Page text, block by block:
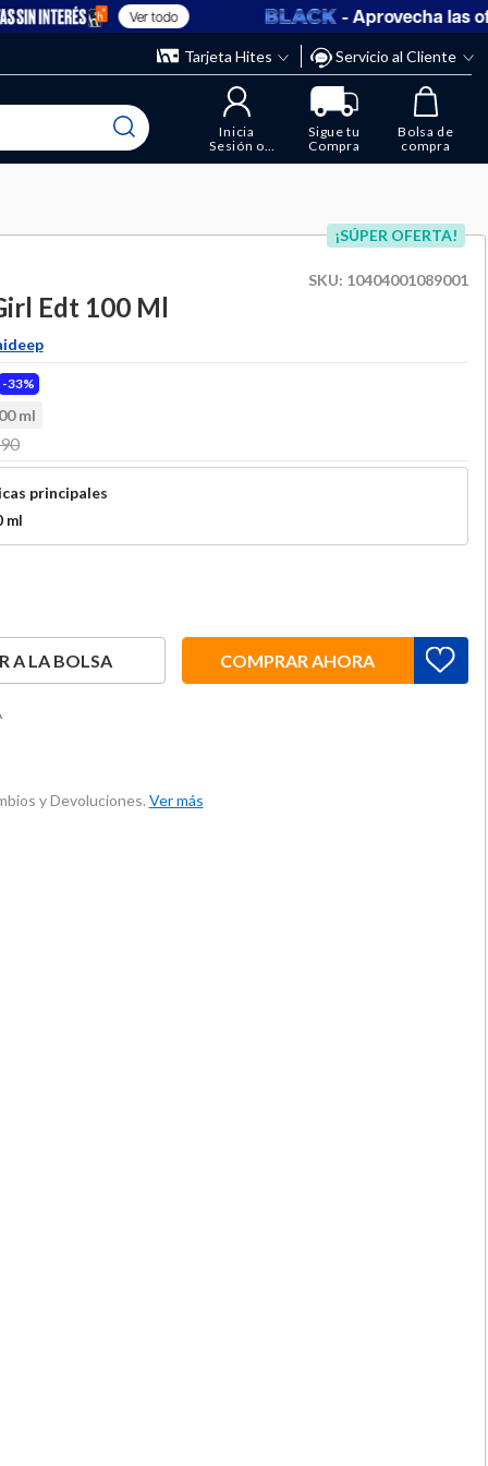
Ver todo - Aprovecha las
Servicio al Cliente
Tarjeta Hites
Inicia
Sesión o
Regístrate
Sigue tu
Compra
Bolsa de
compra
y elimina los que ya no necesitas.
¡SÚPER OFERTA!
SKU: 10404001089001
Edt 100 Ml
33%
ml
to
principales
ml
A LA BOLSA COMPRAR AHORA
y Devoluciones. Ver más